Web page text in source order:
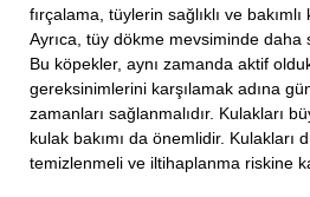
fırçalama, tüylerin sağlıklı ve bakımlı
Ayrıca, tüy dökme mevsiminde daha
Bu köpekler, aynı zamanda aktif
gereksinimlerini karşılamak adına
zamanları sağlanmalıdır. Kulakları
kulak bakımı da önemlidir. Kulakları
temizlenmeli ve iltihaplanma riskine